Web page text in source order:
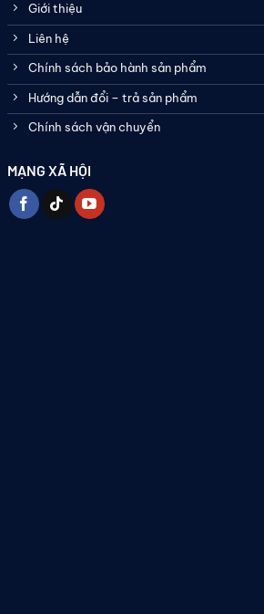
Giới thiệu
Liên hệ
Chính sách bảo hành sản phẩm
Hướng dẫn đổi – trả sản phẩm
Chính sách vận chuyển
MẠNG XÃ HỘI